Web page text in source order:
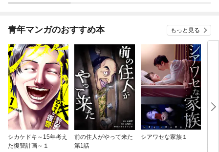
青年マンガのおすすめ本 もっと見る
シカケドキ～15年考え
た復讐計画～１
前の住人がやって来た
第1話
シアワセな家族１
地